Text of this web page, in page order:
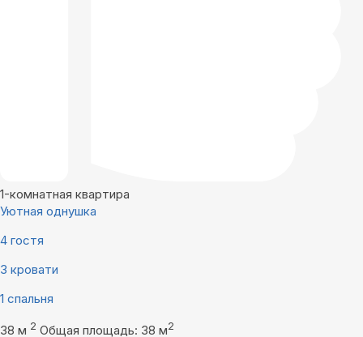
1-комнатная квартира
Уютная однушка
4 гостя
3 кровати
1 спальня
38 м 2 Общая площадь: 38 м2